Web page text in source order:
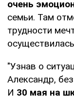
очень
семьи. Там
трудности
"Узнав о
Александр,
И 30 мая на